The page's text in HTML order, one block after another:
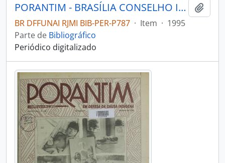
PORANTIM - BRASÍLIA CONSELHO INDIGENISTA MISSIONÁRIO - 1995 - Nº173
BR DFFUNAI RJMI BIB-PER-P787 · Item · 1995
Parte de Bibliográfico
Periódico digitalizado